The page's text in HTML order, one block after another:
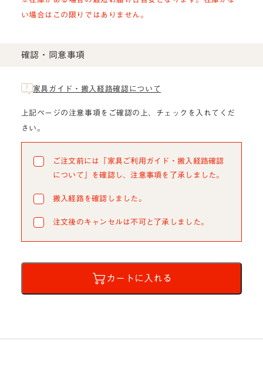
い場合はこの限りではありません。
確認・同意事項
家具ガイド・搬入経路確認について
上記ページの注意事項をご確認の上、チェックを入れてくだ
さい。
ご注文前には「家具ご利用ガイド・搬入経路確認
について」を確認し、注意事項を了承しました。
搬入経路を確認しました。
注文後のキャンセルは不可と了承しました。
カートに入れる